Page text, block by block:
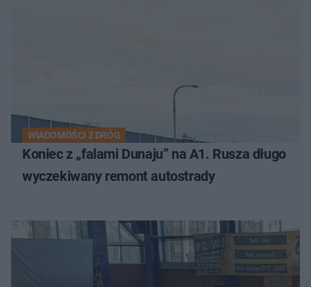
WIADOMOŚCI Z DRÓG
Koniec z „falami Dunaju” na A1. Rusza długo
wyczekiwany remont autostrady